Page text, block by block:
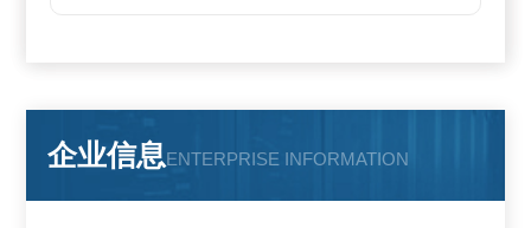
企业信息ENTERPRISE INFORMATION